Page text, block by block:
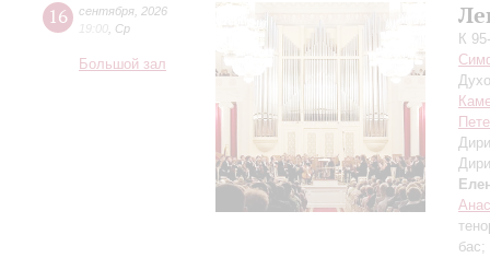
16 сентября 2026
19:00 Ср
Большой зал
К
бас;